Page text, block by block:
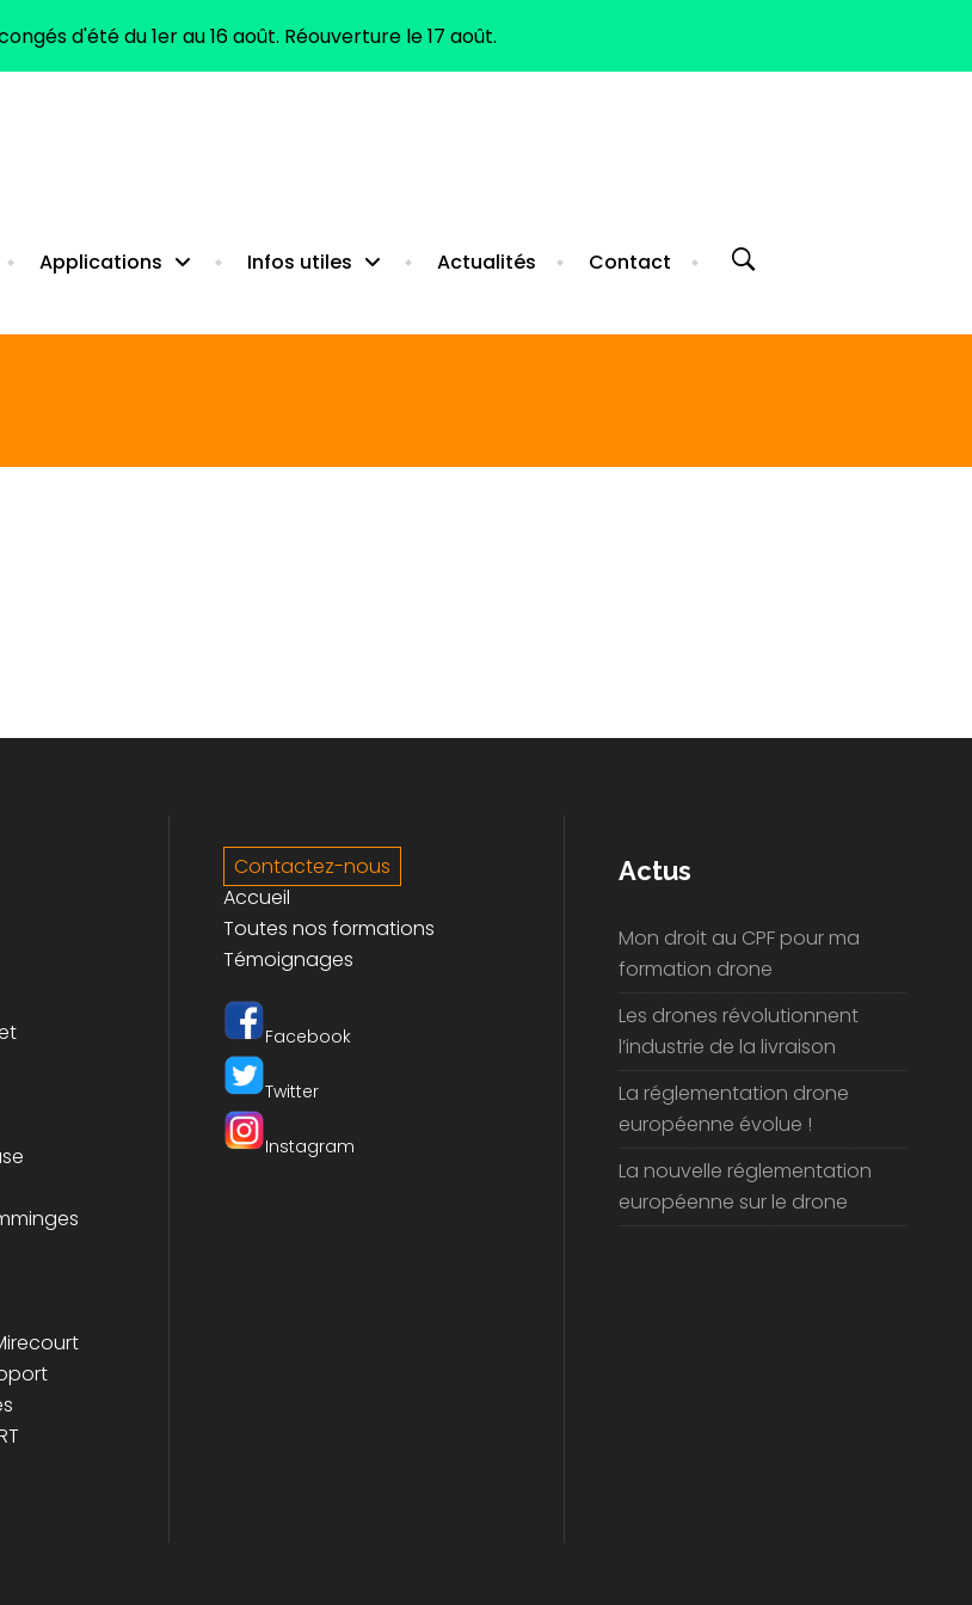
Applications Infos utiles Actualités Contact
Contactez-nous
Accueil
Toutes nos formations
Témoignages
Twitter
Actus
Mon droit au CPF pour ma
formation drone
Les drones révolutionnent
l’industrie de la livraison
La réglementation drone
européenne évolue !
d'été du 1er au 16 août. Réouverture le 17 août.